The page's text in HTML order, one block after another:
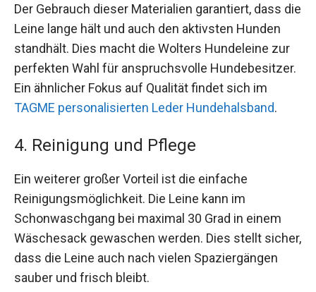
Der Gebrauch dieser Materialien garantiert, dass die
Leine lange hält und auch den aktivsten Hunden
standhält. Dies macht die Wolters Hundeleine zur
perfekten Wahl für anspruchsvolle Hundebesitzer.
Ein ähnlicher Fokus auf Qualität findet sich im
TAGME personalisierten Leder Hundehalsband.
4. Reinigung und Pflege
Ein weiterer großer Vorteil ist die einfache
Reinigungsmöglichkeit. Die Leine kann im
Schonwaschgang bei maximal 30 Grad in einem
Wäschesack gewaschen werden. Dies stellt sicher,
dass die Leine auch nach vielen Spaziergängen
sauber und frisch bleibt.